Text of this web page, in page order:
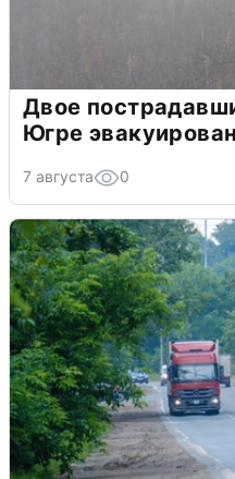
Двое
Югре
7 августа 0